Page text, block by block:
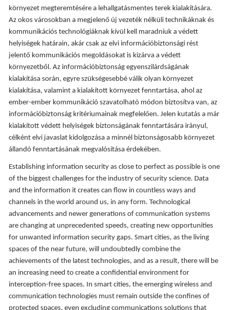
környezet megteremtésére a lehallgatásmentes terek kialakítására.
Az okos városokban a megjelenő új vezeték nélküli technikáknak és
kommunikációs technológiáknak kívül kell maradniuk a védett
helyiségek határain, akár csak az elvi információbiztonsági rést
jelentő kommunikációs megoldásokat is kizárva a védett
környezetből. Az információbiztonság egyenszilárdságának
kialakítása során, egyre szükségesebbé válik olyan környezet
kialakítása, valamint a kialakított környezet fenntartása, ahol az
ember-ember kommunikáció szavatolható módon biztosítva van, az
információbiztonság kritériumainak megfelelően. Jelen kutatás a már
kialakított védett helyiségek biztonságának fenntartására irányul,
célként elvi javaslat kidolgozása a minnél biztonságosabb környezet
állandó fenntartásának megvalósítása érdekében.
Establishing information security as close to perfect as possible is one
of the biggest challenges for the industry of security science. Data
and the information it creates can flow in countless ways and
channels in the world around us, in any form. Technological
advancements and newer generations of communication systems
are changing at unprecedented speeds, creating new opportunities
for unwanted information security gaps. Smart cities, as the living
spaces of the near future, will undoubtedly combine the
achievements of the latest technologies, and as a result, there will be
an increasing need to create a confidential environment for
interception-free spaces. In smart cities, the emerging wireless and
communication technologies must remain outside the confines of
protected spaces, even excluding communications solutions that